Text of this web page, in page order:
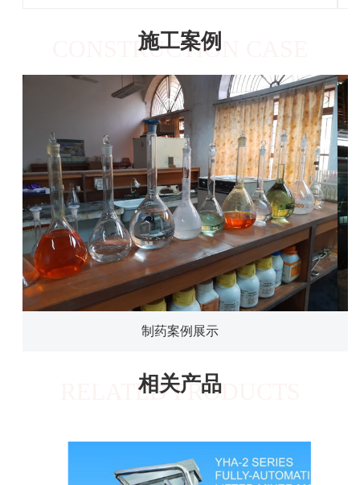
施工案例
CONSTRUCTION CASE
制药案例展示
相关产品
RELATED PRODUCTS